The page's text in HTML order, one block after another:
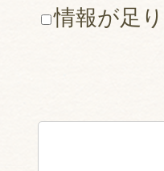
情報が足